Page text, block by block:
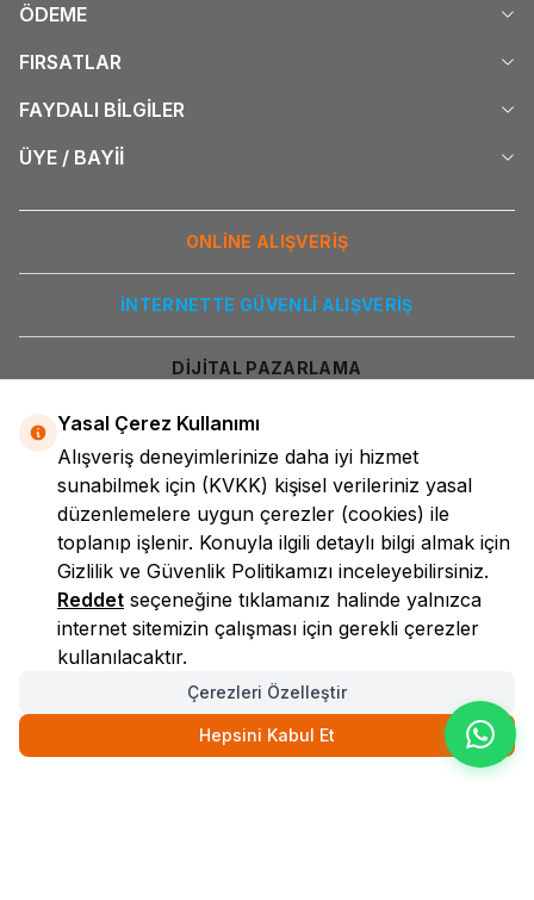
ÖDEME
FIRSATLAR
FAYDALI BİLGİLER
ÜYE / BAYİİ
ONLİNE ALIŞVERİŞ
İNTERNETTE GÜVENLİ ALIŞVERİŞ
DİJİTAL PAZARLAMA
LokmanAVM
Yasal Çerez Kullanımı
Alışveriş deneyimlerinize daha iyi hizmet
sunabilmek için (KVKK) kişisel verileriniz yasal
düzenlemelere uygun çerezler (cookies) ile
toplanıp işlenir. Konuyla ilgili detaylı bilgi almak için
Gizlilik ve Güvenlik Politikamızı inceleyebilirsiniz.
Reddet seçeneğine tıklamanız halinde yalnızca
internet sitemizin çalışması için gerekli çerezler
kullanılacaktır.
Çerezleri Özelleştir
Hepsini Kabul Et